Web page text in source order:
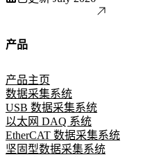
产品
产品主页
数据采集系统
USB 数据采集系统
以太网 DAQ 系统
EtherCAT 数据采集系统
坚固型数据采集系统